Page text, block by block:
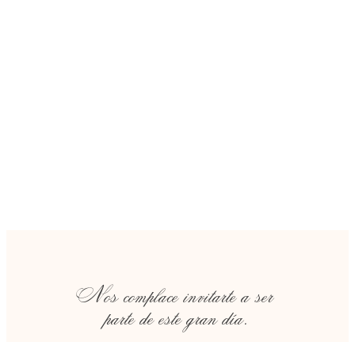
Nos complace invitarte a ser
parte de este gran día.